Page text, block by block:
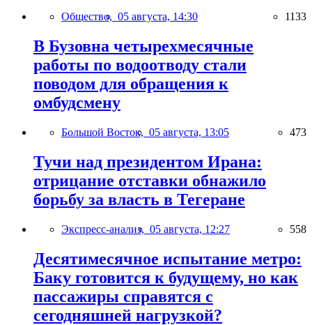
Общество, 05 августа, 14:30 1133
В Бузовна четырехмесячные
работы по водоотводу стали
поводом для обращения к
омбудсмену
Большой Восток, 05 августа, 13:05 473
Тучи над президентом Ирана:
отрицание отставки обнажило
борьбу за власть в Тегеране
Экспресс-анализ, 05 августа, 12:27 558
Десятимесячное испытание метро:
Баку готовится к будущему, но как
пассажиры справятся с
сегодняшней нагрузкой?